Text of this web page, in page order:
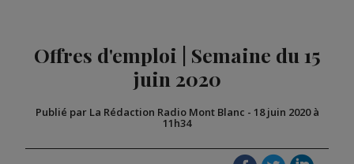
Offres d'emploi | Semaine du 15
juin 2020
Publié par La Rédaction Radio Mont Blanc - 18 juin 2020 à
11h34